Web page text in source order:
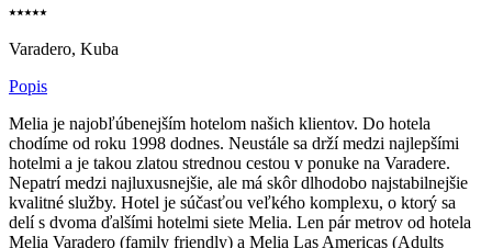
⭑⭑⭑⭑⭑
Varadero, Kuba
Popis
Melia je najobľúbenejším hotelom našich klientov. Do hotela
chodíme od roku 1998 dodnes. Neustále sa drží medzi najlepšími
hotelmi a je takou zlatou strednou cestou v ponuke na Varadere.
Nepatrí medzi najluxusnejšie, ale má skôr dlhodobo najstabilnejšie
kvalitné služby. Hotel je súčasťou veľkého komplexu, o ktorý sa
delí s dvoma ďalšími hotelmi siete Melia. Len pár metrov od hotela
Melia Varadero (family friendly) a Melia Las Americas (Adults